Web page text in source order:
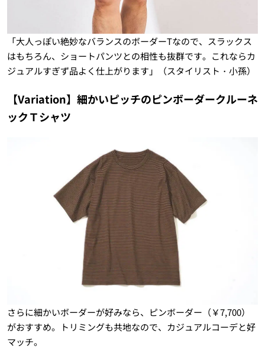
「大人っぽい絶妙なバランスのボーダーTなので、スラックス
はもちろん、ショートパンツとの相性も抜群です。これならカ
ジュアルすぎず品よく仕上がります」（スタイリスト・小孫）
【Variation】細かいピッチのピンボーダークルーネ
ックＴシャツ
さらに細かいボーダーが好みなら、ピンボーダー（￥7,700）
がおすすめ。トリミングも共地なので、カジュアルコーデと好
マッチ。